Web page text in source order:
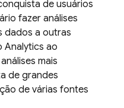
de usuários
fazer análises
dados a outras
Analytics ao
mais
de grandes
de várias fontes